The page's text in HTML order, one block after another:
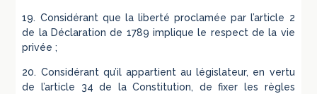
19. Considérant que la liberté proclamée par l’article 2
de la Déclaration de 1789 implique le respect de la vie
privée ;
20. Considérant qu’il appartient au législateur, en vertu
de l’article 34 de la Constitution, de fixer les règles